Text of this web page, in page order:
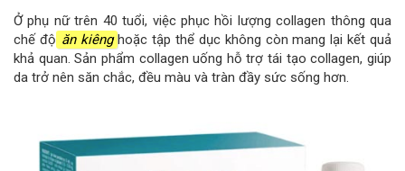
Ở phụ nữ trên 40 tuổi, việc phục hồi lượng collagen thông qua
chế độ ăn kiênghoặc tập thể dục không còn mang lại kết quả
khả quan. Sản phẩm collagen uống hỗ trợ tái tạo collagen, giúp
da trở nên săn chắc, đều màu và tràn đầy sức sống hơn.